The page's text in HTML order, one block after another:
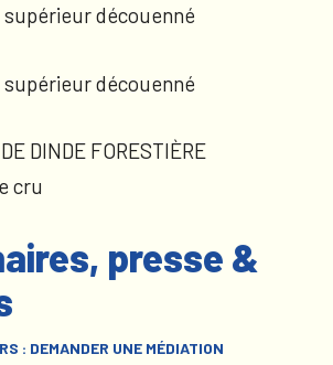
découenné
découenné
DINDE FORESTIÈRE
cru
presse &
: DEMANDER UNE MÉDIATION